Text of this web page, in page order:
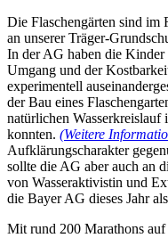
Die Flaschengärten sind im
an unserer Träger-
In der AG haben die Kinder
Umgang und der
experimentell
der Bau eines
natürlichen
konnten. (Weitere
Aufklärungscharakter
sollte die AG aber auch an
von Wasseraktivistin und
die Bayer AG dieses Jahr
Mit rund 200 Marathons